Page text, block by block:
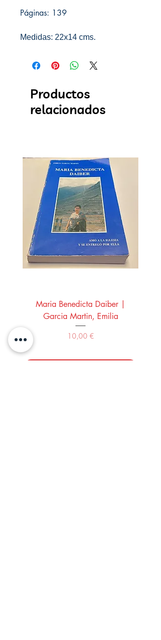
Páginas: 139
Medidas: 22x14 cms.
Productos
relacionados
Maria Benedicta Daiber |
Garcia Martin, Emilia
Precio
10,00 €